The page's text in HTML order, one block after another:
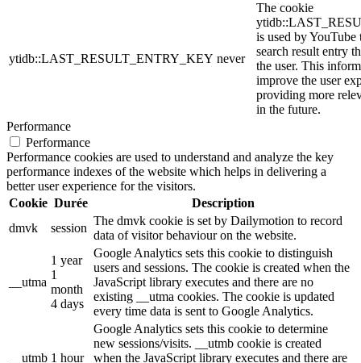
ytidb::LAST_RESULT_ENTRY_KEY never
The cookie
is used by YouTube
search result entry
the user. This
improve the user
providing more
in the future.
Performance
Performance
Performance cookies are used to understand and analyze the key
performance indexes of the website which helps in delivering a
better user experience for the visitors.
Cookie Durée
Description
dmvk
session
The dmvk cookie is set by Dailymotion to record
data of visitor behaviour on the website.
__utma
1 year
1
month
4 days
Google Analytics sets this cookie to distinguish
users and sessions. The cookie is created when the
JavaScript library executes and there are no
existing __utma cookies. The cookie is updated
every time data is sent to Google Analytics.
__utmb 1 hour
Google Analytics sets this cookie to determine
new sessions/visits. __utmb cookie is created
when the JavaScript library executes and there are